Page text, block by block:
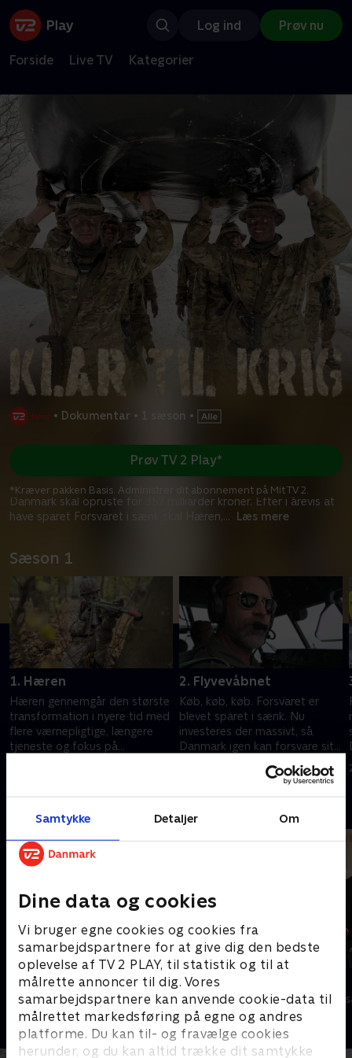
Samtykke Detaljer Om
Dine data og cookies
Vi bruger egne cookies og cookies fra
samarbejdspartnere for at give dig den bedste
oplevelse af TV 2 PLAY, til statistik og til at
målrette annoncer til dig. Vores
samarbejdspartnere kan anvende cookie-data til
målrettet markedsføring på egne og andres
platforme. Du kan til- og fravælge cookies
herunder, og du kan altid trække dit samtykke
Log ind Prøv nu
Forside Live TV Kategorier
• Dokumentar • 1 sæson •
Danmark skal opruste for 357 milliarder kroner. Efter i årevis at
have sparet Forsvaret i sænk skal Hæren,... Læs mere
Prøv TV 2 Play*
*Kræver pakken Basis. Administrer dit abonnement på Mit TV 2.
Sæson 1
1. Hæren
Hæren gennemgår den største
transformation i nyere tid med
flere værnepligtige, længere
tjeneste og fokus på
2. Flyvevåbnet
Køb, køb, køb. Forsvaret er
blevet sparet i sænk. Nu
investeres der massivt, så
Danmark igen kan forsvare sit
14. juni 2026 • 27 min
Klovn
Komedie • 11 sæsoner TV-Shows • 10